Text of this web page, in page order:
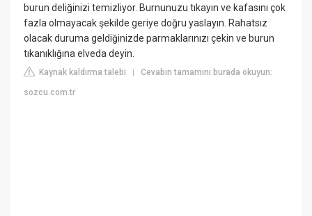
burun deliğinizi temizliyor. Burnunuzu tıkayın ve kafasını çok
fazla olmayacak şekilde geriye doğru yaslayın. Rahatsız
olacak duruma geldiğinizde parmaklarınızı çekin ve burun
tıkanıklığına elveda deyin.
Kaynak kaldırma talebi |Cevabın tamamını burada okuyun:
sozcu.com.tr